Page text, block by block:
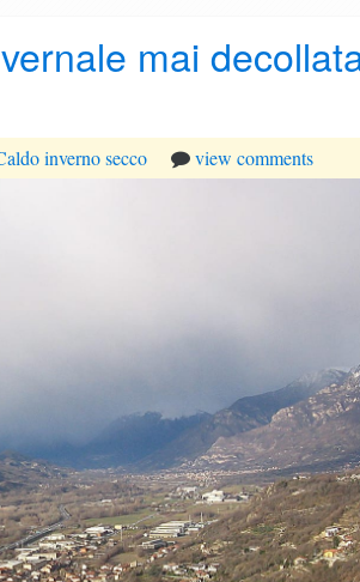
mai
invernosecco view comments